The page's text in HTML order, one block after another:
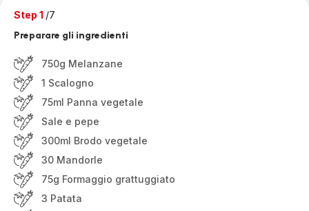
Step 1 /7
Preparare gli ingredienti
750g Melanzane
1 Scalogno
75ml Panna vegetale
Sale e pepe
300ml Brodo vegetale
30 Mandorle
75g Formaggio grattuggiato
3 Patata